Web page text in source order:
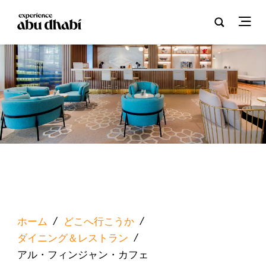
ホーム / どこへ行こうか /
ダイニング＆レストラン /
アル・フィンジャン・カフェ